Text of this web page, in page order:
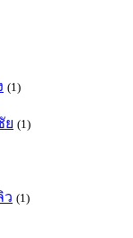
(1)
ย (1)
ว (1)